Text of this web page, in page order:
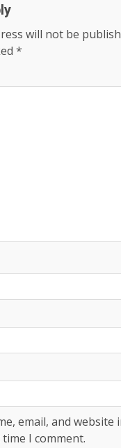
will not be
*
email, and
I comment.